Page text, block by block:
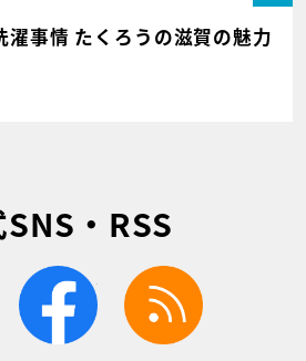
濯事情 たくろうの滋賀の魅力
・RSS
twitter facebook